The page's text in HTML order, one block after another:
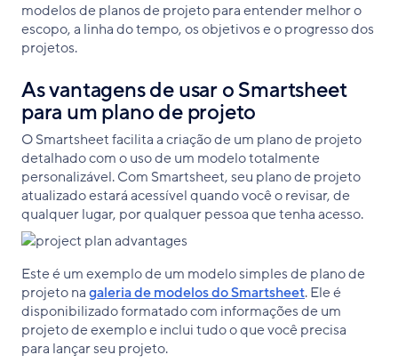
modelos de planos de projeto para entender melhor o
escopo, a linha do tempo, os objetivos e o progresso dos
projetos.
As vantagens de usar o Smartsheet
para um plano de projeto
O Smartsheet facilita a criação de um plano de projeto
detalhado com o uso de um modelo totalmente
personalizável. Com Smartsheet, seu plano de projeto
atualizado estará acessível quando você o revisar, de
qualquer lugar, por qualquer pessoa que tenha acesso.
Este é um exemplo de um modelo simples de plano de
projeto nagaleria de modelos do Smartsheet. Ele é
disponibilizado formatado com informações de um
projeto de exemplo e inclui tudo o que você precisa
para lançar seu projeto.